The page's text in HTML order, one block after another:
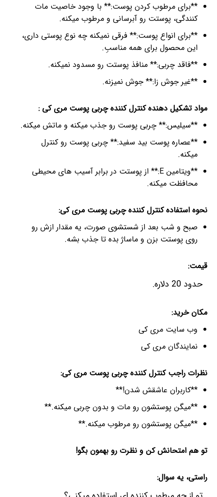
**برای مرطوب کردن پوست:** با وجود خاصیت مات
کنندگی، پوستت رو آبرسانی و مرطوب میکنه.
**برای انواع پوست:** فرقی نمیکنه چه نوع پوستی داری،
این محصول برای همه مناسبِ.
**فاقد چربی:** منافذ پوستت رو مسدود نمیکنه.
**غیر جوش زا:** جوش نمیزنه.
مواد تشکیل دهنده کنترل کننده چربی پوست مری کی :
**سیلیس:** چربی پوست رو جذب میکنه و ماتش میکنه.
**عصاره پوست بید سفید:** چربی پوست رو کنترل
میکنه.
**ویتامین E:** از پوستت در برابر آسیب های محیطی
محافظت میکنه.
نحوه استفاده کنترل کننده چربی پوست مری کی:
صبح و شب بعد از شستشوی صورت، یه مقدار ازش رو
روی پوستت بزن و ماساژ بده تا جذب بشه.
قیمت:
حدود 20 دلاره.
مکان خرید:
وب سایت مری کی
نمایندگان مری کی
نظرات راجب کنترل کننده چربی پوست مری کی:
**کاربران عاشقش شدن!**
**میگن پوستشون رو مات و بدون چربی میکنه.**
**میگن پوستشون رو مرطوب میکنه.**
تو هم امتحانش کن و نظرت رو بهمون بگو!
راستی، یه سوال: